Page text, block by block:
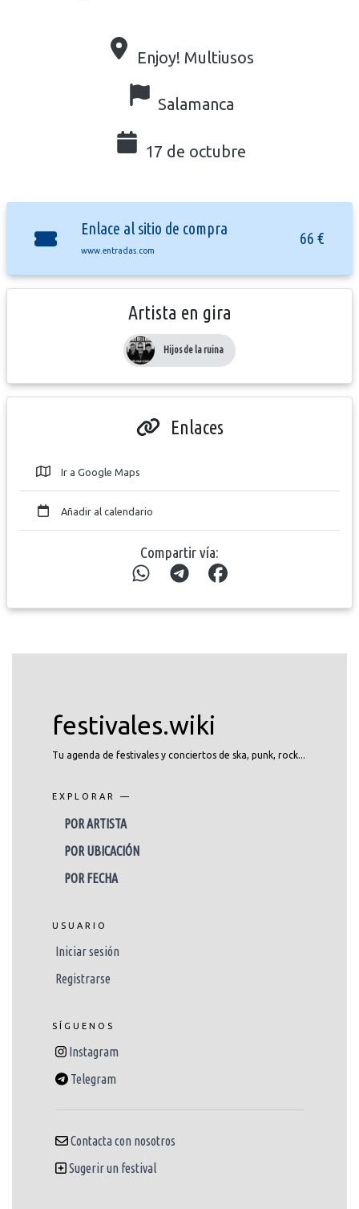
Enjoy! Multiusos
Salamanca
17 de octubre
Enlace al sitio de compra
www.entradas.com
66 €
Artista en gira
Hijos de la ruina
Enlaces
Ir a Google Maps
Añadir al calendario
Compartir vía:
festivales.wiki
Tu agenda de festivales y conciertos de ska, punk, rock...
EXPLORAR —
POR ARTISTA
POR UBICACIÓN
POR FECHA
USUARIO
Iniciar sesión
Registrarse
SÍGUENOS
Instagram
Telegram
Contacta con nosotros
Sugerir un festival